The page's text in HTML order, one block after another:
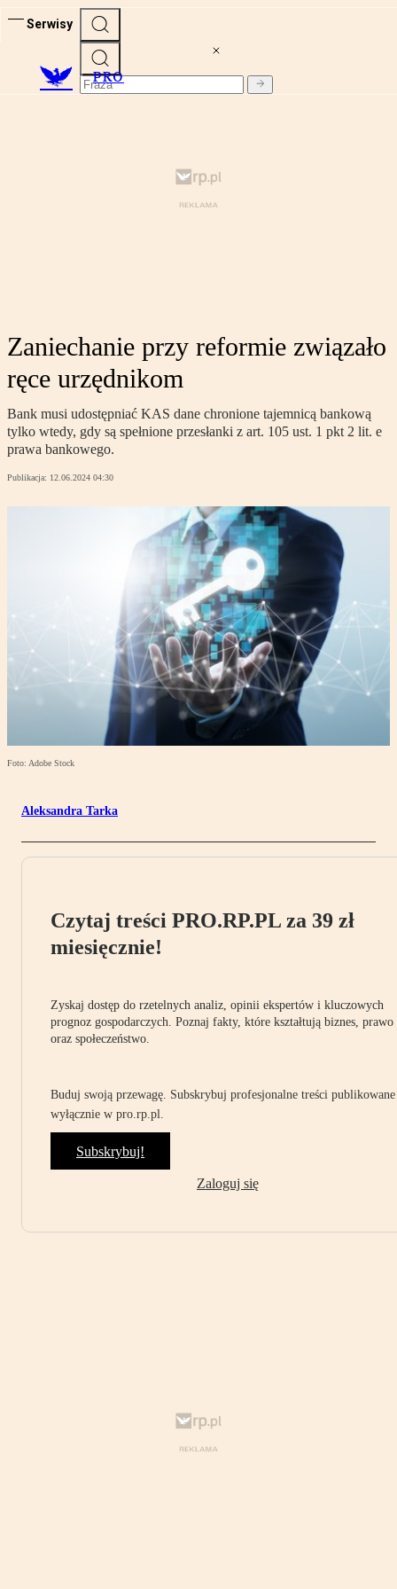
Serwisy
PRO
Zaniechanie przy reformie związało
ręce urzędnikom
Bank musi udostępniać KAS dane chronione tajemnicą bankową
tylko wtedy, gdy są spełnione przesłanki z art. 105 ust. 1 pkt 2 lit. e
prawa bankowego.
Publikacja: 12.06.2024 04:30
Foto: Adobe Stock
Aleksandra Tarka
Czytaj treści PRO.RP.PL za 39 zł
miesięcznie!
Zyskaj dostęp do rzetelnych analiz, opinii ekspertów i kluczowych
prognoz gospodarczych. Poznaj fakty, które kształtują biznes, prawo
oraz społeczeństwo.
Buduj swoją przewagę. Subskrybuj profesjonalne treści publikowane
wyłącznie w pro.rp.pl.
Subskrybuj!
Zaloguj się